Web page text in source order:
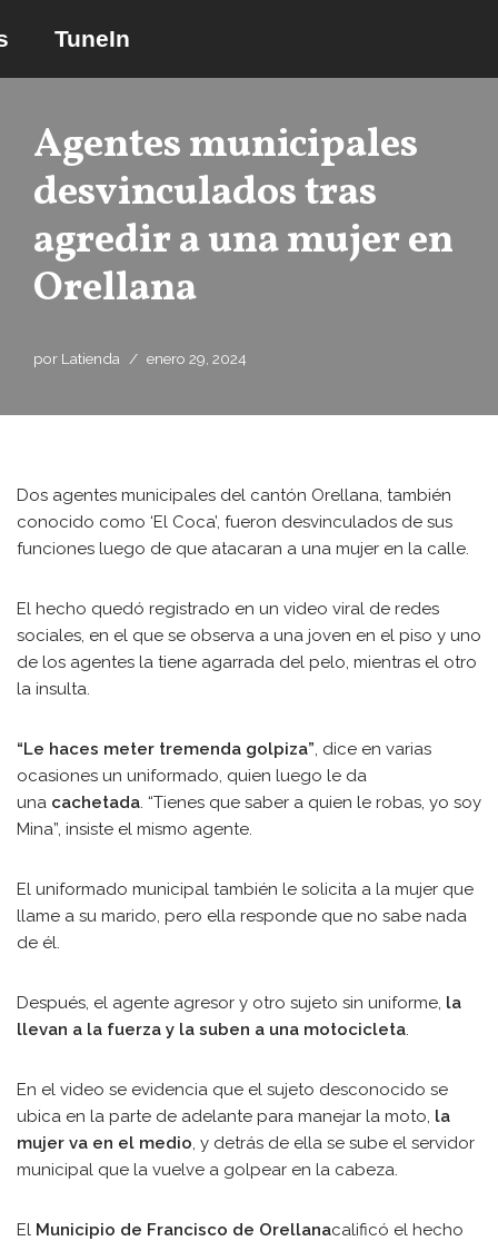
TuneIn
Agentes municipales
desvinculados tras
agredir a una mujer en
Orellana
por Latienda enero 29, 2024
Dos agentes municipales del cantón Orellana, también
conocido como ‘El Coca’, fueron desvinculados de sus
funciones luego de que atacaran a una mujer en la calle.
El hecho quedó registrado en un video viral de redes
sociales, en el que se observa a una joven en el piso y uno
de los agentes la tiene agarrada del pelo, mientras el otro
la insulta.
“Le haces meter tremenda golpiza”, dice en varias
ocasiones un uniformado, quien luego le da
una cachetada. “Tienes que saber a quien le robas, yo soy
Mina”, insiste el mismo agente.
El uniformado municipal también le solicita a la mujer que
llame a su marido, pero ella responde que no sabe nada
de él.
Después, el agente agresor y otro sujeto sin uniforme, la
llevan a la fuerza y la suben a una motocicleta.
En el video se evidencia que el sujeto desconocido se
ubica en la parte de adelante para manejar la moto, la
mujer va en el medio, y detrás de ella se sube el servidor
municipal que la vuelve a golpear en la cabeza.
El Municipio de Francisco de Orellanacalificó el hecho